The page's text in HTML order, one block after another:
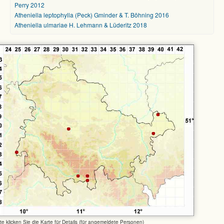
Perry 2012
Atheniella leptophylla (Peck) Gminder & T. Böhning 2016
Atheniella ulmariae H. Lehmann & Lüderitz 2018
klicken Sie die Karte für Details (für angemeldete Personen)